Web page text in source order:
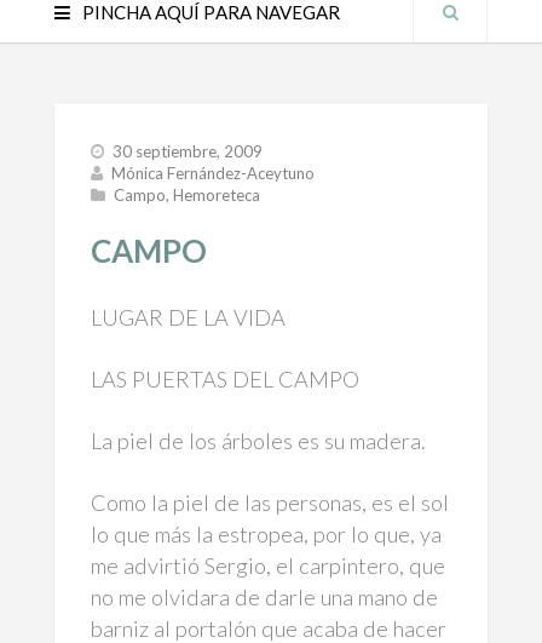
PINCHA AQUÍ PARA NAVEGAR
30 septiembre, 2009
Mónica Fernández-Aceytuno
Campo, Hemoreteca
CAMPO
LUGAR DE LA VIDA
LAS PUERTAS DEL CAMPO
La piel de los árboles es su madera.
Como la piel de las personas, es el sol
lo que más la estropea, por lo que, ya
me advirtió Sergio, el carpintero, que
no me olvidara de darle una mano de
barniz al portalón que acaba de hacer